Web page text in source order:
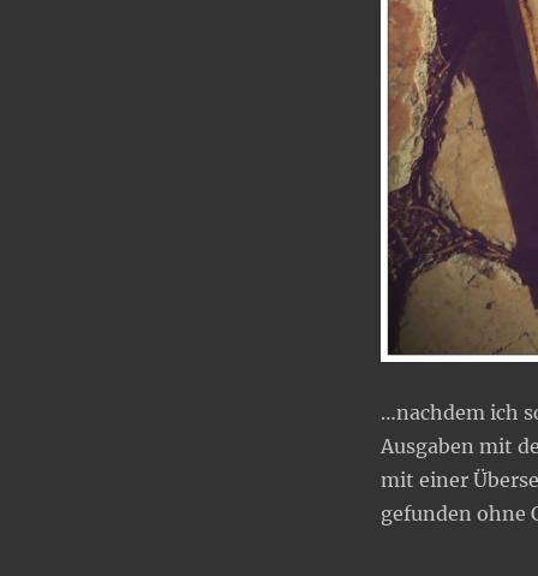
…nachdem ich
Ausgaben mit
mit einer
gefunden ohne